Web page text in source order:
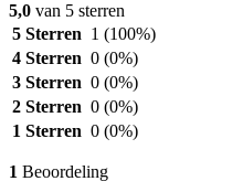
5,0 van 5 sterren
5 Sterren 1 (100%)
4 Sterren 0 (0%)
3 Sterren 0 (0%)
2 Sterren 0 (0%)
1 Sterren 0 (0%)
1 Beoordeling